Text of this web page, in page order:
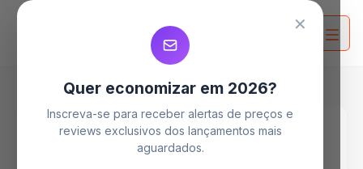
Home
Blog
Lava e Seca Electrolux ou Samsung, qual
✕
Quer economizar em 2026?
Inscreva-se para receber alertas de preços e
reviews exclusivos dos lançamentos mais
aguardados.